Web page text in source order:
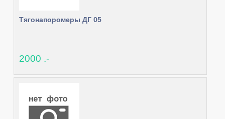
Тягонапоромеры ДГ 05
2000 .-